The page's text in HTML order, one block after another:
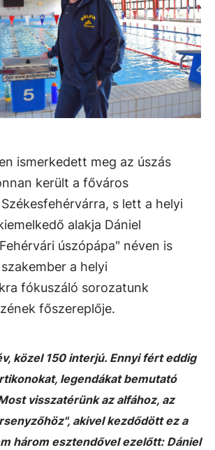
ismerkedett meg az úszás
került a főváros
s lett a helyi
alakja Dániel
úszópápa" néven is
a helyi
fókuszáló sorozatunk
főszereplője.
közel 150 interjú. Ennyi fért eddig
legendákat bemutató
visszatérünk az alfához, az
akivel kezdődött ez a
három esztendővel ezelőtt: Dániel